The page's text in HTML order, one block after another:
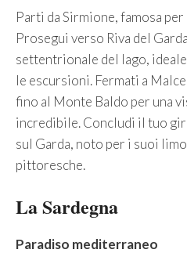
Parti da Sirmione, famosa
Prosegui verso Riva del
settentrionale del lago,
le escursioni. Fermati a
fino al Monte Baldo per una
incredibile. Concludi il tuo
sul Garda, noto per i suoi
pittoresche.
La Sardegna
Paradiso mediterraneo